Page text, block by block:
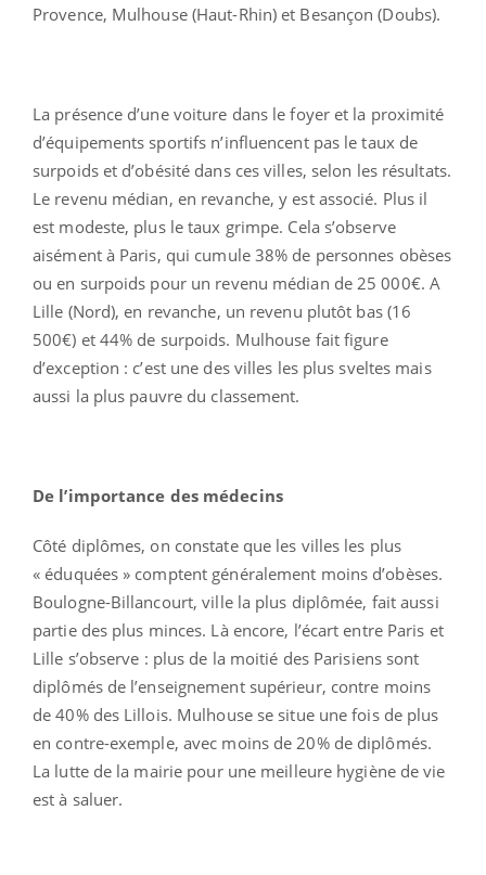
Provence, Mulhouse (Haut-Rhin) et Besançon (Doubs).
La présence d’une voiture dans le foyer et la proximité
d’équipements sportifs n’influencent pas le taux de
surpoids et d’obésité dans ces villes, selon les résultats.
Le revenu médian, en revanche, y est associé. Plus il
est modeste, plus le taux grimpe. Cela s’observe
aisément à Paris, qui cumule 38% de personnes obèses
ou en surpoids pour un revenu médian de 25 000€. A
Lille (Nord), en revanche, un revenu plutôt bas (16
500€) et 44% de surpoids. Mulhouse fait figure
d’exception : c’est une des villes les plus sveltes mais
aussi la plus pauvre du classement.
De l’importance des médecins
Côté diplômes, on constate que les villes les plus
« éduquées » comptent généralement moins d’obèses.
Boulogne-Billancourt, ville la plus diplômée, fait aussi
partie des plus minces. Là encore, l’écart entre Paris et
Lille s’observe : plus de la moitié des Parisiens sont
diplômés de l’enseignement supérieur, contre moins
de 40% des Lillois. Mulhouse se situe une fois de plus
en contre-exemple, avec moins de 20% de diplômés.
La lutte de la mairie pour une meilleure hygiène de vie
est à saluer.